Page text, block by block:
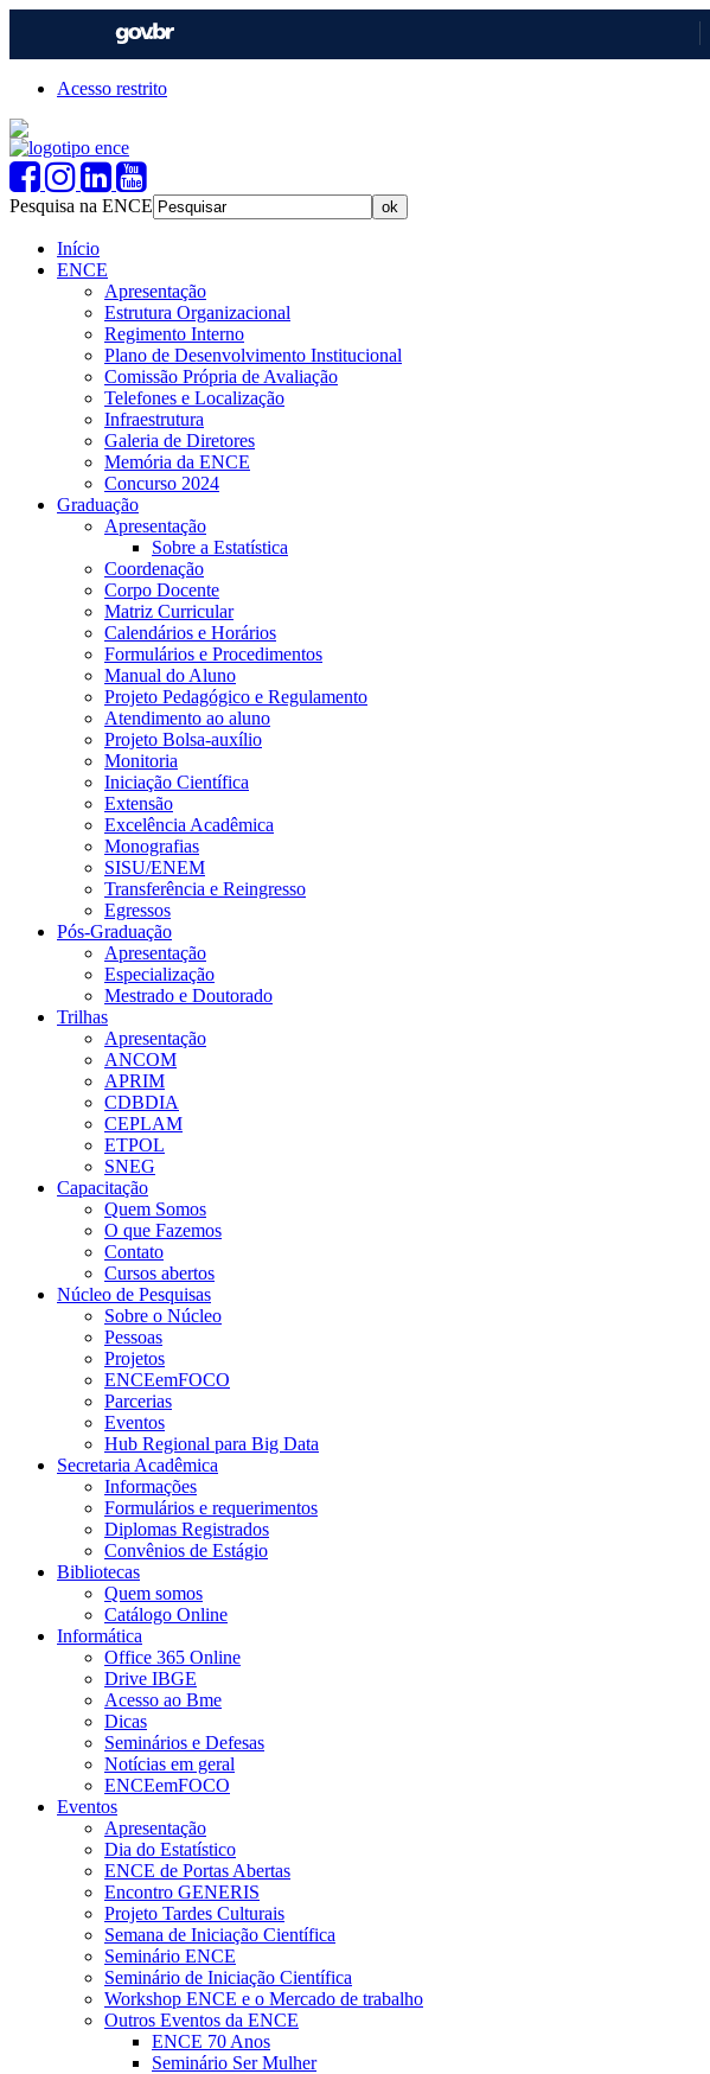
Acesso restrito
Pesquisa na ENCE
Início
ENCE
Apresentação
Estrutura Organizacional
Regimento Interno
Plano de Desenvolvimento Institucional
Comissão Própria de Avaliação
Telefones e Localização
Infraestrutura
Galeria de Diretores
Memória da ENCE
Concurso 2024
Graduação
Apresentação
Sobre a Estatística
Coordenação
Corpo Docente
Matriz Curricular
Calendários e Horários
Formulários e Procedimentos
Manual do Aluno
Projeto Pedagógico e Regulamento
Atendimento ao aluno
Projeto Bolsa-auxílio
Monitoria
Iniciação Científica
Extensão
Excelência Acadêmica
Monografias
SISU/ENEM
Transferência e Reingresso
Egressos
Pós-Graduação
Apresentação
Especialização
Mestrado e Doutorado
Trilhas
Apresentação
ANCOM
APRIM
CDBDIA
CEPLAM
ETPOL
SNEG
Capacitação
Quem Somos
O que Fazemos
Contato
Cursos abertos
Núcleo de Pesquisas
Sobre o Núcleo
Pessoas
Projetos
ENCEemFOCO
Parcerias
Eventos
Hub Regional para Big Data
Secretaria Acadêmica
Informações
Formulários e requerimentos
Diplomas Registrados
Convênios de Estágio
Bibliotecas
Quem somos
Catálogo Online
Informática
Office 365 Online
Drive IBGE
Acesso ao Bme
Dicas
Seminários e Defesas
Notícias em geral
ENCEemFOCO
Eventos
Apresentação
Dia do Estatístico
ENCE de Portas Abertas
Encontro GENERIS
Projeto Tardes Culturais
Semana de Iniciação Científica
Seminário ENCE
Seminário de Iniciação Científica
Workshop ENCE e o Mercado de trabalho
Outros Eventos da ENCE
ENCE 70 Anos
Seminário Ser Mulher